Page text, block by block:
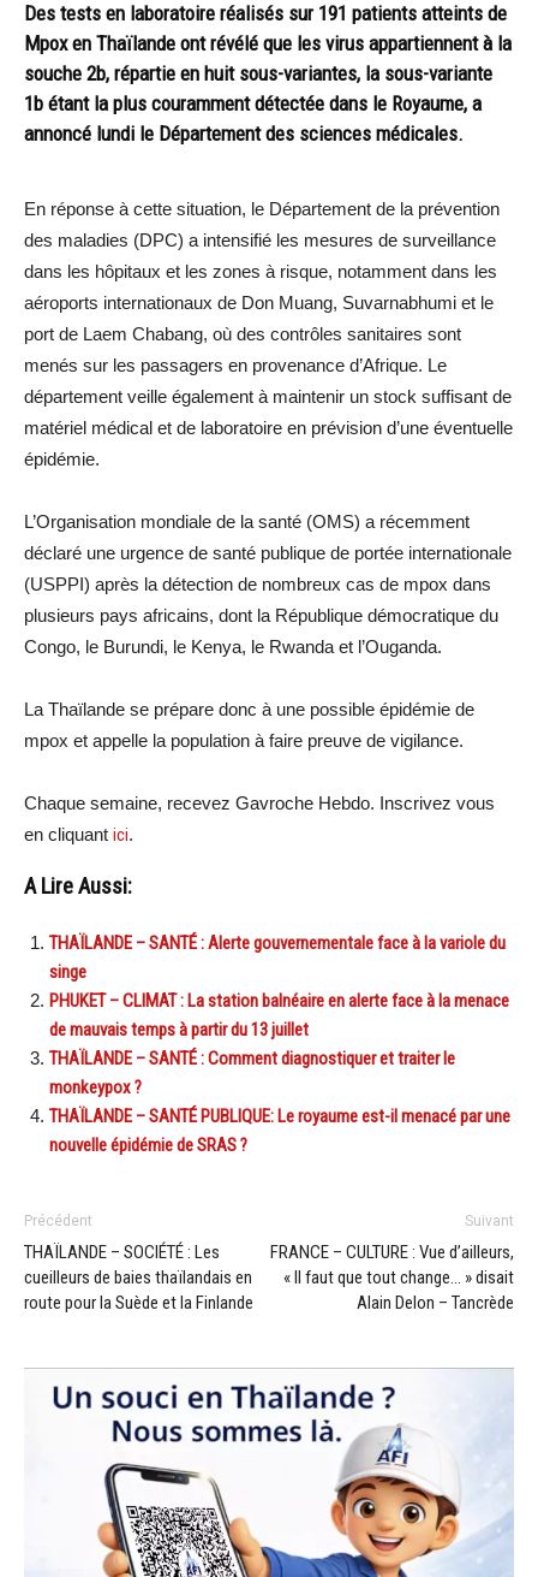
Des tests en laboratoire réalisés sur 191 patients atteints de
Mpox en Thaïlande ont révélé que les virus appartiennent à la
souche 2b, répartie en huit sous-variantes, la sous-variante
1b étant la plus couramment détectée dans le Royaume, a
annoncé lundi le Département des sciences médicales.
En réponse à cette situation, le Département de la prévention
des maladies (DPC) a intensifié les mesures de surveillance
dans les hôpitaux et les zones à risque, notamment dans les
aéroports internationaux de Don Muang, Suvarnabhumi et le
port de Laem Chabang, où des contrôles sanitaires sont
menés sur les passagers en provenance d’Afrique. Le
département veille également à maintenir un stock suffisant de
matériel médical et de laboratoire en prévision d’une éventuelle
épidémie.
L’Organisation mondiale de la santé (OMS) a récemment
déclaré une urgence de santé publique de portée internationale
(USPPI) après la détection de nombreux cas de mpox dans
plusieurs pays africains, dont la République démocratique du
Congo, le Burundi, le Kenya, le Rwanda et l’Ouganda.
La Thaïlande se prépare donc à une possible épidémie de
mpox et appelle la population à faire preuve de vigilance.
Chaque semaine, recevez Gavroche Hebdo. Inscrivez vous
en cliquant ici.
A Lire Aussi:
THAÏLANDE – SANTÉ : Alerte gouvernementale face à la variole du
singe
PHUKET – CLIMAT : La station balnéaire en alerte face à la menace
de mauvais temps à partir du 13 juillet
THAÏLANDE – SANTÉ : Comment diagnostiquer et traiter le
monkeypox ?
THAÏLANDE – SANTÉ PUBLIQUE: Le royaume est-il menacé par une
nouvelle épidémie de SRAS ?
Précédent
THAÏLANDE – SOCIÉTÉ : Les
cueilleurs de baies thaïlandais en
route pour la Suède et la Finlande
Suivant
FRANCE – CULTURE : Vue d’ailleurs,
« Il faut que tout change… » disait
Alain Delon – Tancrède